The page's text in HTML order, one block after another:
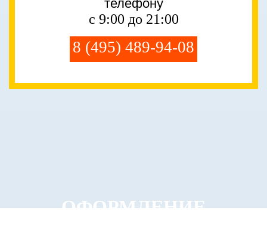
телефону
с 9:00 до 21:00
8 (495) 489-94-08
ОФОРМЛЕНИЕ